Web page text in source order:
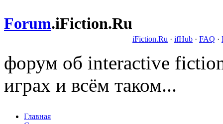
Forum.iFiction.Ru
iFiction.Ru · ifHub · FAQ ·
форум об interactive
играх и всём таком...
Главная